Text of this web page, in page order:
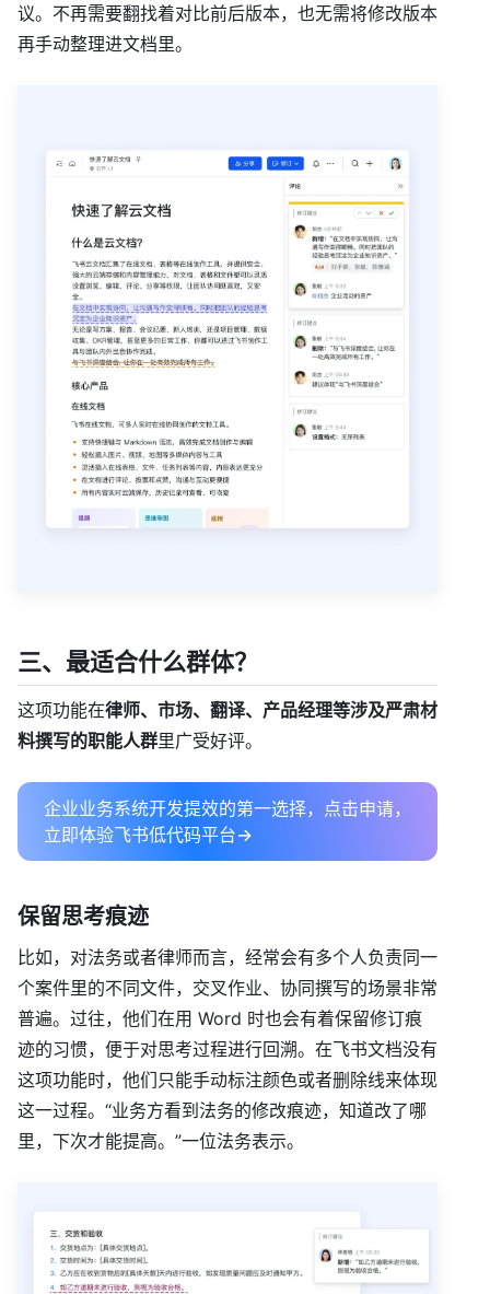
议。不再需要翻找着对比前后版本，也无需将修改版本
再手动整理进文档里。
三、最适合什么群体？
这项功能在律师、市场、翻译、产品经理等涉及严肃材
料撰写的职能人群里广受好评。
企业业务系统开发提效的第一选择，点击申请，
立即体验飞书低代码平台→
保留思考痕迹
比如，对法务或者律师而言，经常会有多个人负责同一
个案件里的不同文件，交叉作业、协同撰写的场景非常
普遍。过往，他们在用 Word 时也会有着保留修订痕
迹的习惯，便于对思考过程进行回溯。在飞书文档没有
这项功能时，他们只能手动标注颜色或者删除线来体现
这一过程。“业务方看到法务的修改痕迹，知道改了哪
里，下次才能提高。”一位法务表示。